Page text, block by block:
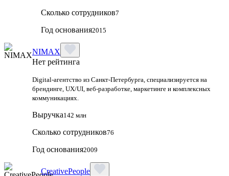
Сколько сотрудников7
Год основания2015
NIMAX
Нет рейтинга
Digital-агентство из Санкт-Петербурга, специализируется на
брендинге, UX/UI, веб-разработке, маркетинге и комплексных
коммуникациях.
Выручка142 млн
Сколько сотрудников76
Год основания2009
CreativePeople